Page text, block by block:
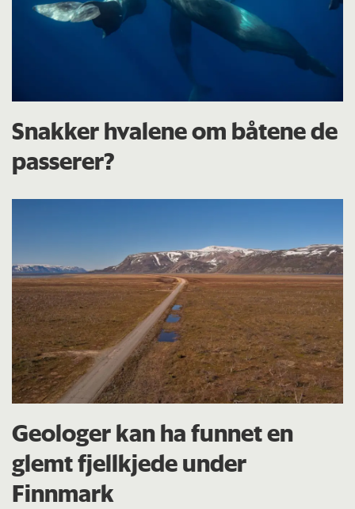
Snakker hvalene om båtene de
passerer?
Geologer kan ha funnet en
glemt fjellkjede under
Finnmark